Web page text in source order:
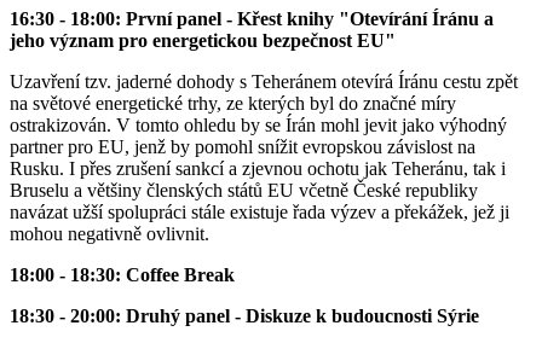
16:30 - 18:00: První panel - Křest knihy "Otevírání Íránu a
jeho význam pro energetickou bezpečnost EU"
Uzavření tzv. jaderné dohody s Teheránem otevírá Íránu cestu zpět
na světové energetické trhy, ze kterých byl do značné míry
ostrakizován. V tomto ohledu by se Írán mohl jevit jako výhodný
partner pro EU, jenž by pomohl snížit evropskou závislost na
Rusku. I přes zrušení sankcí a zjevnou ochotu jak Teheránu, tak i
Bruselu a většiny členských států EU včetně České republiky
navázat užší spolupráci stále existuje řada výzev a překážek, jež ji
mohou negativně ovlivnit.
18:00 - 18:30: Coffee Break
18:30 - 20:00: Druhý panel - Diskuze k budoucnosti Sýrie